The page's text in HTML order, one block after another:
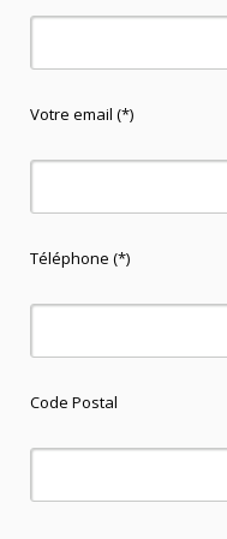
Votre email (*)
Téléphone (*)
Code Postal